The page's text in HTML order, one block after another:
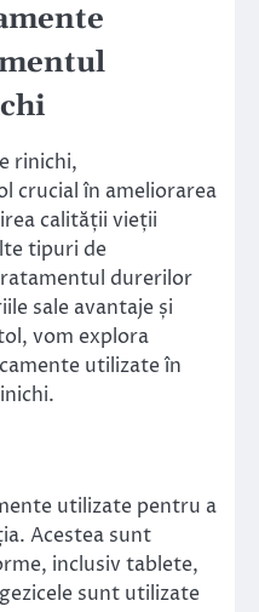
rinichi,
crucial în ameliorarea
calității vieții
tipuri de
durerilor
sale avantaje și
vom explora
utilizate în
utilizate pentru a
Acestea sunt
inclusiv tablete,
sunt utilizate